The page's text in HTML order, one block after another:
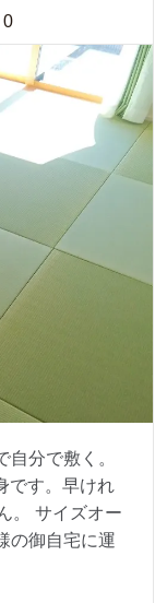
0
分で敷く。
です。早けれ
。 サイズオー
の御自宅に運